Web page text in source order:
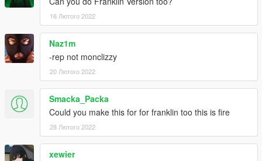
16 Лютого 2022
Naz1m
-rep not monclizzy
20 Лютого 2022
Smacka_Packa
Could you make this for for franklin too this is fire
28 Лютого 2022
xewier